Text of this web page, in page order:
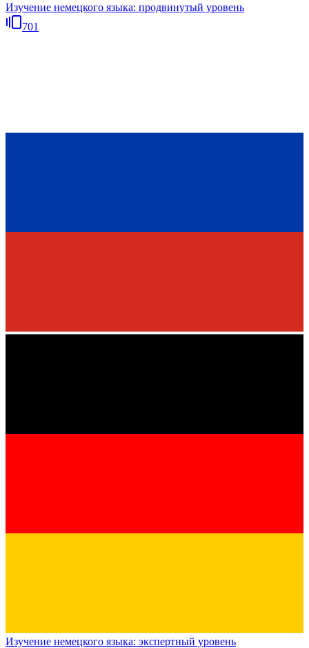
Изучение немецкого языка: продвинутый уровень
701
Изучение немецкого языка: экспертный уровень